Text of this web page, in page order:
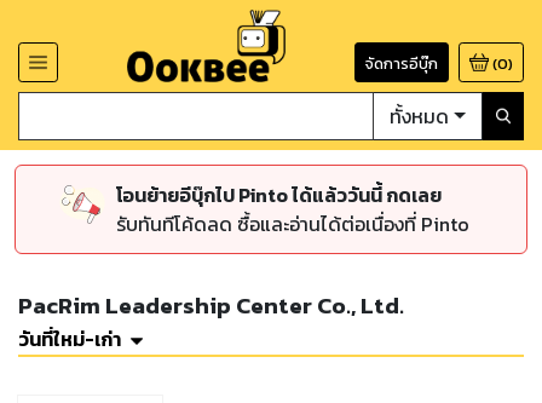
จัดการอีบุ๊ก (0)
ทั้งหมด
โอนย้ายอีบุ๊กไป Pinto ได้แล้ววันนี้ กดเลย
รับทันทีโค้ดลด ซื้อและอ่านได้ต่อเนื่องที่ Pinto
PacRim Leadership Center Co., Ltd.
วันที่ใหม่-เก่า